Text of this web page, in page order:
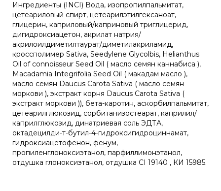
Ингредиенты (INCI) Вода, изопропилпальмитат,
цетеариловый спирт, цетеарилэтилгексаноат,
глицерин, каприловый/каприновый триглицерид,
дигидроксиацетон, акрилат натрия/
акрилоилдиметилтаурат/диметилакриламид,
кроссполимер Sativa, Seedylene Glycolbis, Helianthus
Oil of connoisseur Seed Oil ( масло семян каннабиса ),
Macadamia Integrifolia Seed Oil ( макадам масло ),
масло семян Daucus Carota Sativa ( масло семян
моркови ), экстракт корня Daucus Carota Sativa (
экстракт моркови )), бета-каротин, аскорбилпальмитат,
цетеарилглюкозид, сорбитанизостеарат, каприлил/
каприлглюкозид, динатриевая соль ЭДТА,
октадецилди-т-бутил-4-гидроксигидроциннамат,
гидроксиацетофенон, фенум,
пропиленглоноксиэтанол, парфиллимонэтанол,
отдушка глоноксиэтанол, отдушка CI 19140 , КИ 15985.